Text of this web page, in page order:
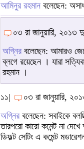
আমিনুর রহমান বলেছেন:
০৩ রা জানুয়ারি, ২০১৩
অগ্নির বলেছেন: আমারও
ব্লগে রয়েছেন । যারা
রহমান ।
১১|
০৩ রা জানুয়ারি,
অগ্নির বলেছেন: সবাইকে
তারপরো কারো কমেন্ট না
ডিফল্ট সেটিং এ কমেন্ট